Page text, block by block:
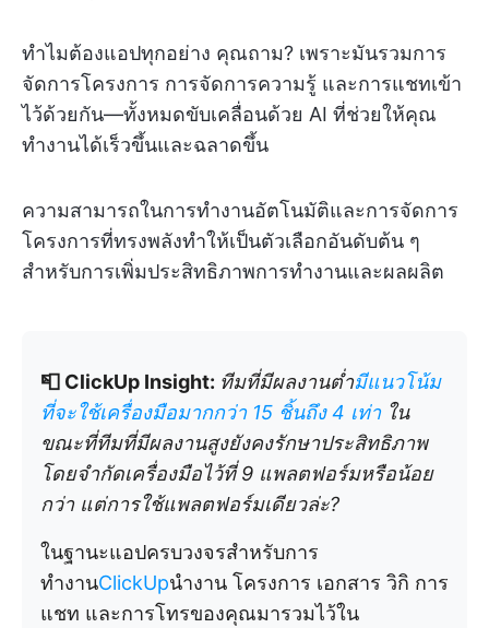
ทำไมต้องแอปทุกอย่าง คุณถาม? เพราะมันรวมการ
จัดการโครงการ การจัดการความรู้ และการแชทเข้า
ไว้ด้วยกัน—ทั้งหมดขับเคลื่อนด้วย AI ที่ช่วยให้คุณ
ทำงานได้เร็วขึ้นและฉลาดขึ้น
ความสามารถในการทำงานอัตโนมัติและการจัดการ
โครงการที่ทรงพลังทำให้เป็นตัวเลือกอันดับต้น ๆ
สำหรับการเพิ่มประสิทธิภาพการทำงานและผลผลิต
📮 ClickUp Insight: ทีมที่มีผลงานต่ำมีแนวโน้ม
ที่จะใช้เครื่องมือมากกว่า 15 ชิ้นถึง 4 เท่าใน
ขณะที่ทีมที่มีผลงานสูงยังคงรักษาประสิทธิภาพ
โดยจำกัดเครื่องมือไว้ที่ 9 แพลตฟอร์มหรือน้อย
กว่า แต่การใช้แพลตฟอร์มเดียวล่ะ?
ในฐานะแอปครบวงจรสำหรับการ
ทำงานClickUpนำงาน โครงการ เอกสาร วิกิ การ
แชท และการโทรของคุณมารวมไว้ใน